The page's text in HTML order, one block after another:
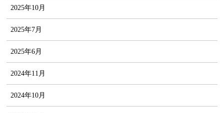
2025年10月
2025年7月
2025年6月
2024年11月
2024年10月